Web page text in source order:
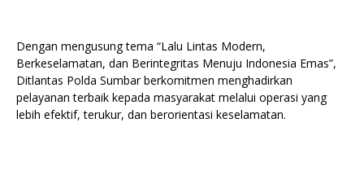
Dengan mengusung tema “Lalu Lintas Modern,
Berkeselamatan, dan Berintegritas Menuju Indonesia Emas”,
Ditlantas Polda Sumbar berkomitmen menghadirkan
pelayanan terbaik kepada masyarakat melalui operasi yang
lebih efektif, terukur, dan berorientasi keselamatan.